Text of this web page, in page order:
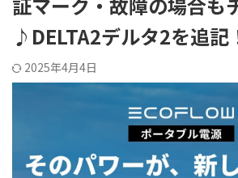
♪DELTA2デルタ2を追記
2025年4月4日